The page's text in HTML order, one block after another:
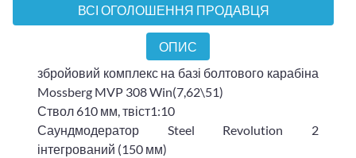
ВСІ ОГОЛОШЕННЯ ПРОДАВЦЯ
ОПИС
збройовий комплекс на базі болтового карабіна
Mossberg MVP 308 Win(7,62\51)
Ствол 610 мм, твіст1:10
Саундмодератор Steel Revolution 2
інтегрований (150 мм)